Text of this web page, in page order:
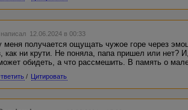
написал 12.06.2024 в 00:33
меня получается ощущать чужое горе через
как ни крути. Не поняла, папа пришел или нет?
обидеть, а что рассмешить. В память о
/ Цитировать